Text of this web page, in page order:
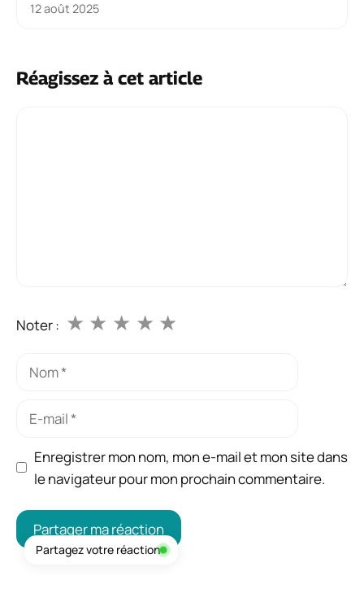
12 août 2025
Réagissez à cet article
Noter : ★
★
★
★
★
Nom
Enregistrer mon nom, mon e-mail et mon site dans
le navigateur pour mon prochain commentaire.
Partagez votre réaction